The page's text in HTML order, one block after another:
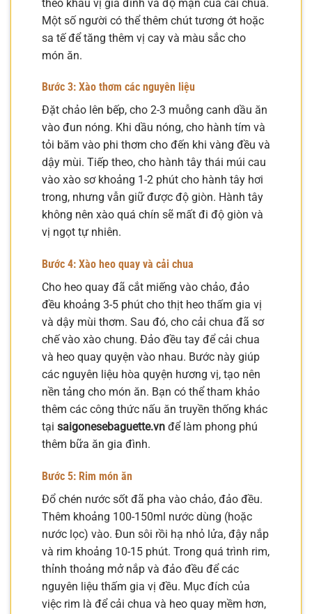
theo khẩu vị gia đình và độ mặn của cải chua.
Một số người có thể thêm chút tương ớt hoặc
sa tế để tăng thêm vị cay và màu sắc cho
món ăn.
Bước 3: Xào thơm các nguyên liệu
Đặt chảo lên bếp, cho 2-3 muỗng canh dầu ăn
vào đun nóng. Khi dầu nóng, cho hành tím và
tỏi băm vào phi thơm cho đến khi vàng đều và
dậy mùi. Tiếp theo, cho hành tây thái múi cau
vào xào sơ khoảng 1-2 phút cho hành tây hơi
trong, nhưng vẫn giữ được độ giòn. Hành tây
không nên xào quá chín sẽ mất đi độ giòn và
vị ngọt tự nhiên.
Bước 4: Xào heo quay và cải chua
Cho heo quay đã cắt miếng vào chảo, đảo
đều khoảng 3-5 phút cho thịt heo thấm gia vị
và dậy mùi thơm. Sau đó, cho cải chua đã sơ
chế vào xào chung. Đảo đều tay để cải chua
và heo quay quyện vào nhau. Bước này giúp
các nguyên liệu hòa quyện hương vị, tạo nên
nền tảng cho món ăn. Bạn có thể tham khảo
thêm các công thức nấu ăn truyền thống khác
tại saigonesebaguette.vn để làm phong phú
thêm bữa ăn gia đình.
Bước 5: Rim món ăn
Đổ chén nước sốt đã pha vào chảo, đảo đều.
Thêm khoảng 100-150ml nước dùng (hoặc
nước lọc) vào. Đun sôi rồi hạ nhỏ lửa, đậy nắp
và rim khoảng 10-15 phút. Trong quá trình rim,
thỉnh thoảng mở nắp và đảo đều để các
nguyên liệu thấm gia vị đều. Mục đích của
việc rim là để cải chua và heo quay mềm hơn,